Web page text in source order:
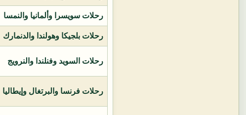
رحلات سويسرا وألمانيا والنمسا
رحلات بلجيكا وهولندا والدنمارك
رحلات السويد وفنلندا والنرويج
رحلات فرنسا والبرتغال وإيطاليا